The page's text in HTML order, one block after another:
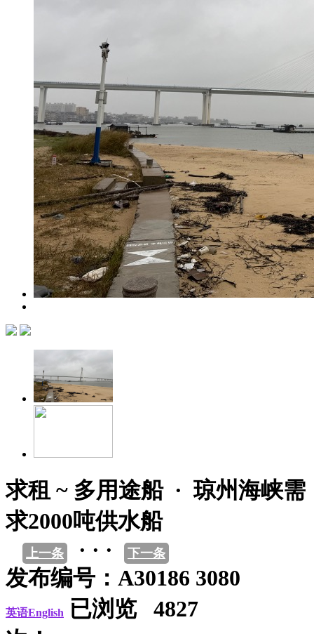
求租 ~ 多用途船 · 琼州海峡需
求2000吨供水船
上一条 · · · 下一条
发布编号：A30186 3080
英语English
已浏览 4827